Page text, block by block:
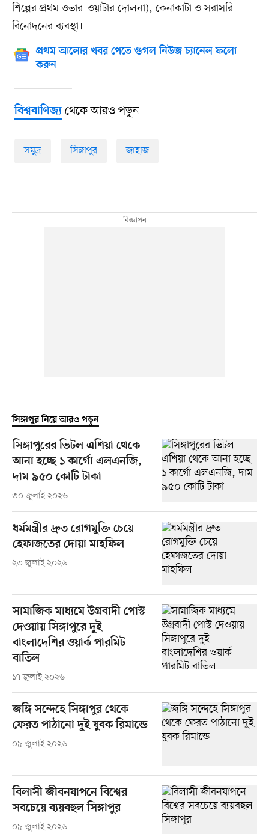
শিল্পের প্রথম ওভার–ওয়াটার দোলনা), কেনাকাটা ও সরাসরি
বিনোদনের ব্যবস্থা।
প্রথম আলোর খবর পেতে গুগল নিউজ চ্যানেল ফলো
করুন
বিশ্ববাণিজ্যথেকে আরও পড়ুন
সমুদ্র সিঙ্গাপুর জাহাজ
সিঙ্গাপুর নিয়ে আরও পড়ুন
সিঙ্গাপুরের ভিটল এশিয়া থেকে
আনা হচ্ছে ১ কার্গো এলএনজি,
দাম ৯৫০ কোটি টাকা
৩০ জুলাই ২০২৬
ধর্মমন্ত্রীর দ্রুত রোগমুক্তি চেয়ে
হেফাজতের দোয়া মাহফিল
২৩ জুলাই ২০২৬
সামাজিক মাধ্যমে উগ্রবাদী পোস্ট
দেওয়ায় সিঙ্গাপুরে দুই
বাংলাদেশির ওয়ার্ক পারমিট
বাতিল
১৭ জুলাই ২০২৬
জঙ্গি সন্দেহে সিঙ্গাপুর থেকে
ফেরত পাঠানো দুই যুবক রিমান্ডে
০৯ জুলাই ২০২৬
বিলাসী জীবনযাপনে বিশ্বের
সবচেয়ে ব্যয়বহুল সিঙ্গাপুর
০৯ জুলাই ২০২৬